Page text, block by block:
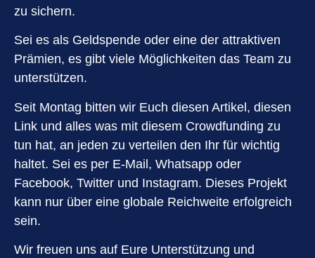
zu sichern.
Sei es als Geldspende oder eine der attraktiven
Prämien, es gibt viele Möglichkeiten das Team zu
unterstützen.
Seit Montag bitten wir Euch diesen Artikel, diesen
Link und alles was mit diesem Crowdfunding zu
tun hat, an jeden zu verteilen den Ihr für wichtig
haltet. Sei es per E-Mail, Whatsapp oder
Facebook, Twitter und Instagram. Dieses Projekt
kann nur über eine globale Reichweite erfolgreich
sein.
Wir freuen uns auf Eure Unterstützung und